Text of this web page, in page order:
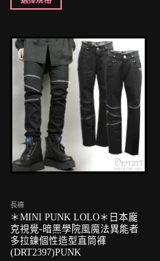
長褲
＊MINI PUNK LOLO＊日本龐
克視覺-暗黑學院風魔法異能者
多拉鍊個性造型直筒褲
(DRT2397)PUNK